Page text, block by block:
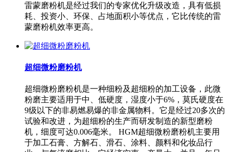
雷蒙磨粉机是经过我们的专家优化升级改造，具有低损
耗、投资小、环保、占地面积小等优点，它比传统的雷
蒙磨粉机效率更高。
超细微粉磨粉机
超细微粉磨粉机是一种细粉及超细粉的加工设备，此微
粉磨主要适用于中、低硬度，湿度小于6%，莫氏硬度在
9级以下的非易燃易爆的非金属物料。它是经过20多次的
试验和改进，为超细粉的生产而研发制造的新型磨粉
机，细度可达0.006毫米。 HGM超细微粉磨粉机主要用
于加工石膏、方解石、滑石、涂料、颜料和化妆品行